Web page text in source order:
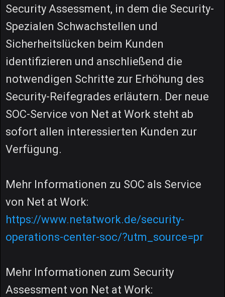
Security Assessment, in dem die Security-
Spezialen Schwachstellen und
Sicherheitslücken beim Kunden
identifizieren und anschließend die
notwendigen Schritte zur Erhöhung des
Security-Reifegrades erläutern. Der neue
SOC-Service von Net at Work steht ab
sofort allen interessierten Kunden zur
Verfügung.
Mehr Informationen zu SOC als Service
von Net at Work:
https://www.netatwork.de/security-
operations-center-soc/?utm_source=pr
Mehr Informationen zum Security
Assessment von Net at Work: